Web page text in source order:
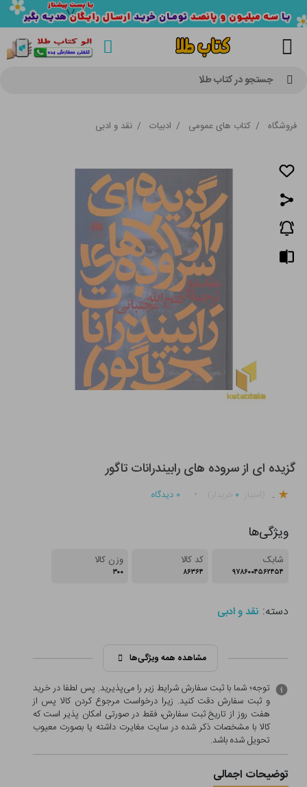
جستجو در کتاب طلا
فروشگاه / کتاب های عمومی / ادبیات / نقد و ادبی
گزیده ای از سروده های رابیندرانات تاگور
. ۰ ۰ دیدگاه
ویژگی‌ها
شابک
۹۷۸۶۰۰۴۵۶۲۴۵۴
کد کالا
۸۶۳۶۴
وزن کالا
۳۰۰
دسته: نقد و ادبی
مشاهده همه ویژگی‌ها
توجه؛ شما با ثبت سفارش شرایط زیر را می‌پذیرید. پس لطفا در خرید
و ثبت سفارش دقت کنید. زیرا درخواست مرجوع کردن کالا پس از
هفت روز از تاریخ ثبت سفارش، فقط در صورتی امکان پذیر است که
کالا با مشخصات ذکر شده در سایت مغایرت داشته یا بصورت معيوب
تحویل شده باشد.
توضیحات اجمالی